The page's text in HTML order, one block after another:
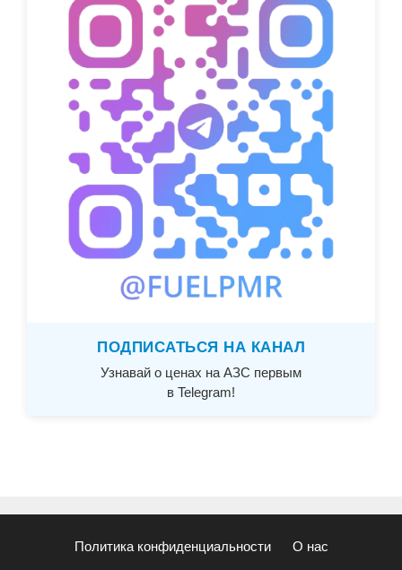
ПОДПИСАТЬСЯ НА КАНАЛ
Узнавай о ценах на АЗС первым
в Telegram!
Политика конфиденциальности О нас